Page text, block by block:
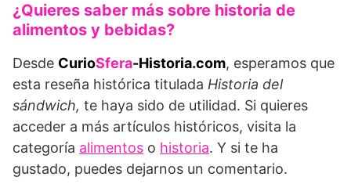
¿Quieres saber más sobre historia de
alimentos y bebidas?
Desde CurioSfera-Historia.com, esperamos que
esta reseña histórica titulada Historia del
sándwich, te haya sido de utilidad. Si quieres
acceder a más artículos históricos, visita la
categoría alimentos o historia. Y si te ha
gustado, puedes dejarnos un comentario.